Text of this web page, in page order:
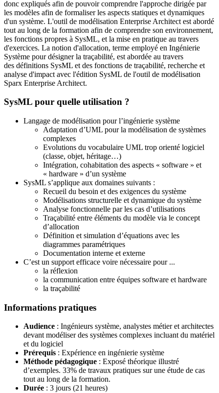
donc expliqués afin de pouvoir comprendre l'approche dirigée par
les modèles afin de formaliser les aspects statiques et dynamiques
d'un système. L'outil de modélisation Enterprise Architect est abordé
tout au long de la formation afin de comprendre son environnement,
les fonctions propres à SysML, et la mise en pratique au travers
d'exercices. La notion d'allocation, terme employé en Ingénierie
Système pour désigner la traçabilité, est abordée au travers
des définitions SysML et des fonctions de traçabilité, recherche et
analyse d'impact avec l'édition SysML de l'outil de modélisation
Sparx Enterprise Architect.
SysML pour quelle utilisation ?
Langage de modélisation pour l’ingénierie système
Adaptation d’UML pour la modélisation de systèmes
complexes
Evolutions du vocabulaire UML trop orienté logiciel
(classe, objet, héritage…)
Intégration, cohabitation des aspects « software » et
« hardware » d’un système
SysML s’applique aux domaines suivants :
Recueil du besoin et des exigences du système
Modélisations structurelle et dynamique du système
Analyse fonctionnelle par les cas d’utilisations
Traçabilité entre éléments du modèle via le concept
d’allocation
Définition et simulation d’équations avec les
diagrammes paramétriques
Documentation interne et externe
C’est un support efficace voire nécessaire pour ...
la réflexion
la communication entre équipes software et hardware
la traçabilité
Informations pratiques
Audience : Ingénieurs système, analystes métier et architectes
devant modéliser des systèmes complexes incluant du matériel
et du logiciel
Prérequis : Expérience en ingénierie système
Méthode pédagogique : Exposé théorique illustré
d’exemples. 33% de travaux pratiques sur une étude de cas
tout au long de la formation.
Durée : 3 jours (21 heures)